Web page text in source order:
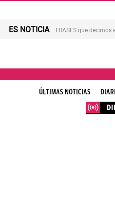
ES NOTICIA FRASES que decimos
ÚLTIMAS NOTICIAS